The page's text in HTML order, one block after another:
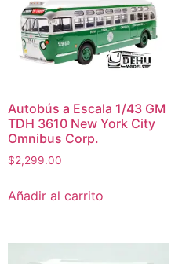
Autobús a Escala 1/43 GM
TDH 3610 New York City
Omnibus Corp.
$2,299.00
Añadir al carrito